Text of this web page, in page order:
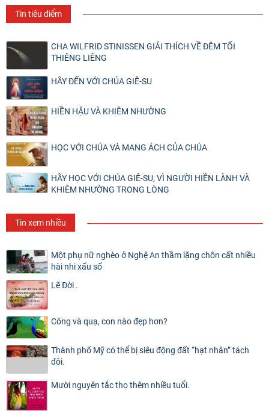
Tin tiêu điểm
CHA WILFRID STINISSEN GIẢI THÍCH VỀ ĐÊM TỐI
THIÊNG LIÊNG
HÃY ĐẾN VỚI CHÚA GIÊ-SU
HIỀN HẬU VÀ KHIÊM NHƯỜNG
HỌC VỚI CHÚA VÀ MANG ÁCH CỦA CHÚA
HÃY HỌC VỚI CHÚA GIÊ-SU, VÌ NGƯỜI HIỀN LÀNH VÀ
KHIÊM NHƯỜNG TRONG LÒNG
Tin xem nhiều
Một phụ nữ nghèo ở Nghệ An thầm lặng chôn cất nhiều
hài nhi xấu số
Lẽ Đời .
Công và quạ, con nào đẹp hơn?
Thành phố Mỹ có thể bị siêu động đất “hạt nhân” tách
đôi.
Mười nguyên tắc thọ thêm nhiều tuổi.